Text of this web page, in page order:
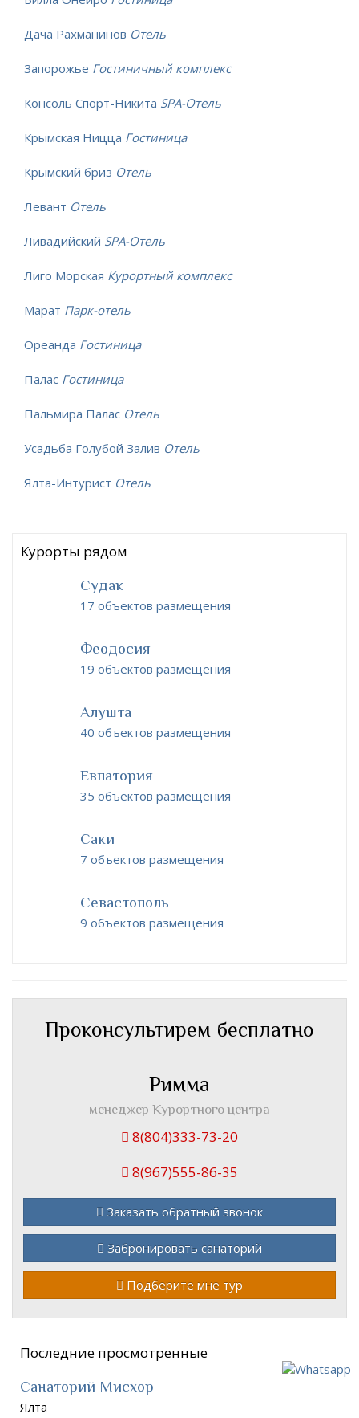
Дача Рахманинов Отель
Запорожье Гостиничный комплекс
Консоль Спорт-Никита SPA-Отель
Крымская Ницца Гостиница
Крымский бриз Отель
Левант Отель
Ливадийский SPA-Отель
Лиго Морская Курортный комплекс
Марат Парк-отель
Ореанда Гостиница
Палас Гостиница
Пальмира Палас Отель
Усадьба Голубой Залив Отель
Ялта-Интурист Отель
Курорты рядом
Судак
17 объектов размещения
Феодосия
19 объектов размещения
Алушта
40 объектов размещения
Евпатория
35 объектов размещения
Саки
7 объектов размещения
Севастополь
9 объектов размещения
Проконсультирем бесплатно
Римма
менеджер Курортного центра
8(804)333-73-20
8(967)555-86-35
Заказать обратный звонок
Забронировать санаторий
Подберите мне тур
Последние просмотренные
Санаторий Мисхор
Ялта